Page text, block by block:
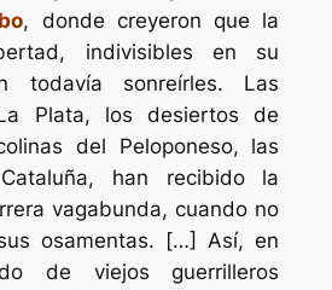
, donde creyeron que la
indivisibles en su
todavía sonreírles. Las
Plata, los desiertos de
del Peloponeso, las
han recibido la
vagabunda, cuando no
osamentas. […] Así, en
de viejos guerrilleros